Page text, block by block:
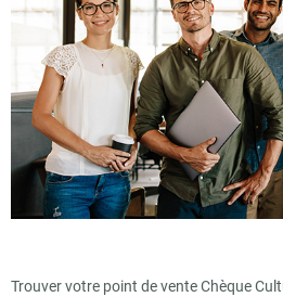
Trouver votre point de vente Chèque